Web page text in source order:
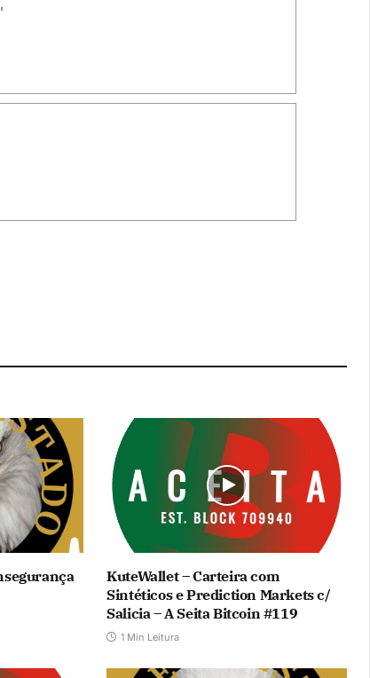
KuteWallet – Carteira com
Sintéticos e Prediction Markets c/
Salicia – A Seita Bitcoin #119
1 Min Leitura